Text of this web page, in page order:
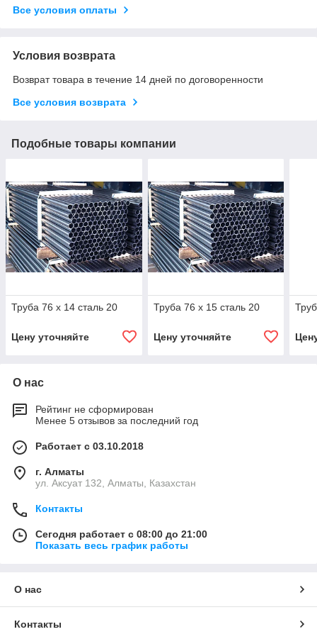
Все условия оплаты
Условия возврата
Возврат товара в течение 14 дней по договоренности
Все условия возврата
Подобные товары компании
Труба 76 х 14 сталь 20
Цену уточняйте
Труба 76 х 15 сталь 20
Цену уточняйте
О нас
Рейтинг не сформирован
Менее 5 отзывов за последний год
Работает с 03.10.2018
г. Алматы
ул. Аксуат 132, Алматы, Казахстан
Контакты
Сегодня работает с 08:00 до 21:00
Показать весь график работы
О нас
Контакты